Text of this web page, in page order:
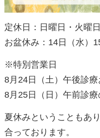
定休日：日曜日・火曜
お盆休み：14日（水）
※特別営業日
8月24日（土）午後診療
8月25日（日）午前診
夏休みということもあ
合っております。